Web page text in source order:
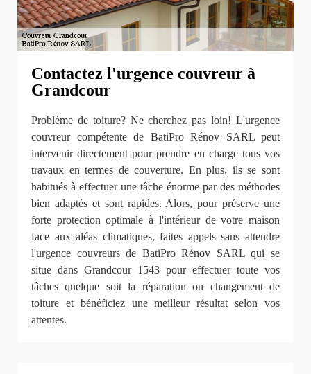
Contactez l'urgence couvreur à
Grandcour
Problème de toiture? Ne cherchez pas loin! L'urgence
couvreur compétente de BatiPro Rénov SARL peut
intervenir directement pour prendre en charge tous vos
travaux en termes de couverture. En plus, ils se sont
habitués à effectuer une tâche énorme par des méthodes
bien adaptés et sont rapides. Alors, pour préserve une
forte protection optimale à l'intérieur de votre maison
face aux aléas climatiques, faites appels sans attendre
l'urgence couvreurs de BatiPro Rénov SARL qui se
situe dans Grandcour 1543 pour effectuer toute vos
tâches quelque soit la réparation ou changement de
toiture et bénéficiez une meilleur résultat selon vos
attentes.